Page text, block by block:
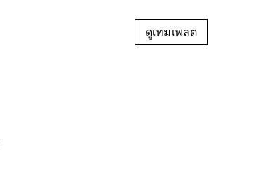
ดูเทมเพลต